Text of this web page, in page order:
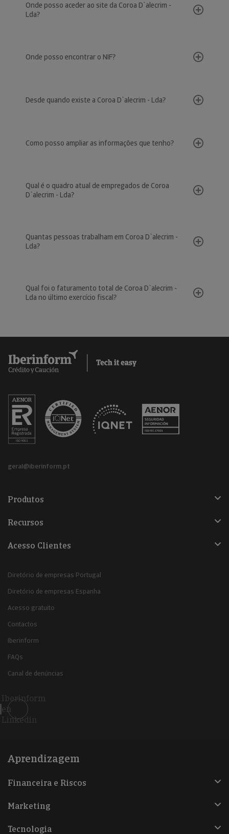
Onde posso aceder ao site da Coroa D`alecrim -
Lda?
Onde posso encontrar o NIF?
Desde quando existe a Coroa D`alecrim - Lda?
Como posso ampliar as informações que tenho?
Qual é o quadro atual de empregados de Coroa
D`alecrim - Lda?
Quantas pessoas trabalham em Coroa D`alecrim -
Lda?
Qual foi o faturamento total de Coroa D`alecrim -
Lda no último exercício fiscal?
geral@iberinform.pt
Produtos
Recursos
Acesso Clientes
Diretório de empresas Portugal
Diretório de empresas Espanha
Acesso gratuito
Contactos
Iberinform
FAQs
Canal de denúncias
Iberinform
en
Linkedin
Aprendizagem
Financeira e Riscos
Marketing
Tecnologia